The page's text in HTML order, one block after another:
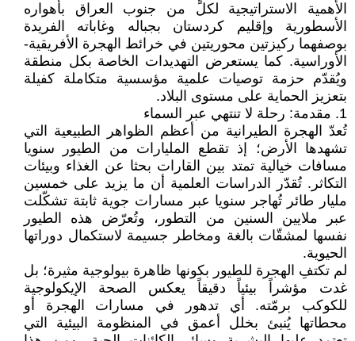
الأهمية الاستراتيجية لكلٍّ من جنوب العراق بأهواره
الأسطورية وإقليم كردستان بجباله وغاباته الفريدة
بوصفهما ركيزتين محوريتين في خرائط الهجرة الأفريقية-
الأوراسية. كما يستعرض التهديدات الخاصة بكل منطقة
ويُقدّم حزمة توصيات علمية مؤسسية متكاملة كفيلة
بتعزيز الحماية على مستوى البلاد.
1. مقدمة: رحلة لا تنتهي عبر السماء
تُعدّ الهجرة الطيرانية من أعظم الظواهر الطبيعية التي
تشهدها الأرض؛ إذ تقطع المليارات من الطيور سنويا
مسافات خيالية تمتد بين القارات بحثا عن الغذاء وبيئات
التكاثر. تُقدّر الدراسات العلمية أن ما يزيد على خمسين
مليار طائر تُهاجر سنويا عبر مسارات جوية ثابتة تشكّلت
عبر ملايين السنين من التطور، وتُعرّض هذه الطيور
نفسها لمشقّات بالغة ومخاطر جسيمة لاستكمال دوراتها
الحيوية.
لم تكتفِ الهجرة للطيور بكونها ظاهرة بيولوجية مثيرة؛ بل
غدت مؤشراً بيئياً دقيقاً يعكس الصحة الإيكولوجية
للكوكب برمّته. أي تدهور في مسارات الهجرة أو
محطاتها يُنبئ بخلل أعمق في المنظومة البيئية التي